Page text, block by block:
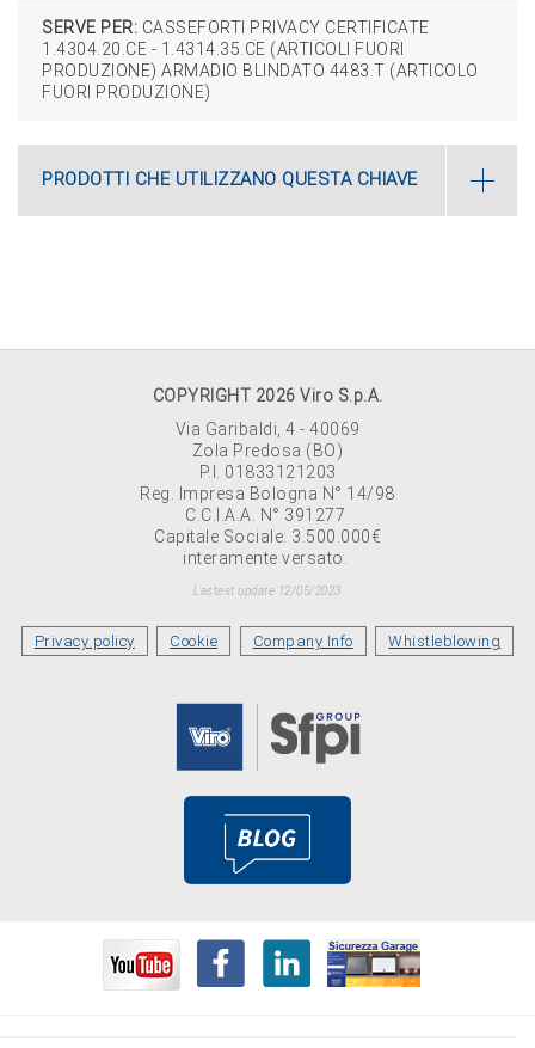
SERVE PER: CASSEFORTI PRIVACY CERTIFICATE
1.4304.20.CE ‑ 1.4314.35.CE (ARTICOLI FUORI
PRODUZIONE) ARMADIO BLINDATO 4483.T (ARTICOLO
FUORI PRODUZIONE)
PRODOTTI CHE UTILIZZANO QUESTA CHIAVE
COPYRIGHT 2026 Viro S.p.A.
Via Garibaldi, 4 - 40069
Zola Predosa (BO)
P.I. 01833121203
Reg. Impresa Bologna N° 14/98
C.C.I.A.A. N° 391277
Capitale Sociale: 3.500.000€
interamente versato.
Lastest update 12/05/2023
Privacy policy Cookie Company Info Whistleblowing